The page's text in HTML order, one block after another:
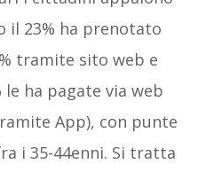
il 23% ha prenotato
tramite sito web e
ha pagate via web
App), con punte
i 35-44enni. Si tratta